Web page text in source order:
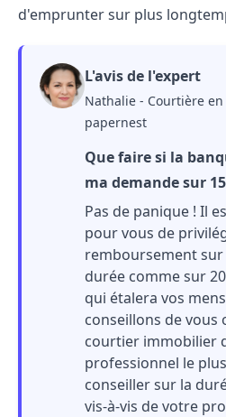
d'emprunter sur plus
L'avis de l'expert
Nathalie - Courtière
papernest
Que faire si la
ma demande sur
Pas de panique ! Il
pour vous de
remboursement
durée comme sur
qui étalera vos
conseillons de vous
courtier immobilier
professionnel le
conseiller sur la
vis-à-vis de votre